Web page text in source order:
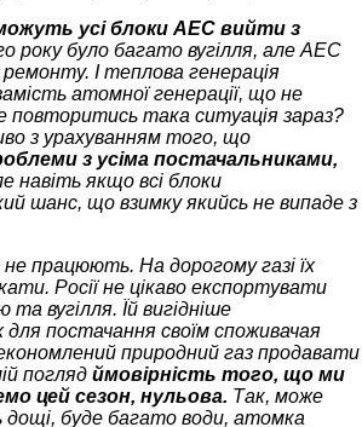
усі блоки АЕС вийти з
року було багато вугілля, але АЕС
ремонту. І теплова генерація
атомної генерації, що не
така ситуація зараз?
з урахуванням того, що
з усіма постачальниками,
навіть якщо всі блоки
шанс, що взимку якийсь не випаде з
працюють. На дорогому газі їх
Росії не цікаво експортувати
вугілля. Їй вигідніше
для постачання своїм споживачая
природний газ продавати
погляд ймовірність того, що ми
цей сезон, нульова. Так, може
буде багато води, атомка